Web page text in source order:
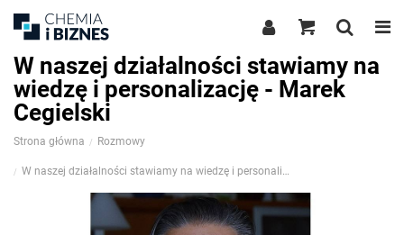
W naszej działalności stawiamy na
wiedzę i personalizację - Marek
Cegielski
Strona główna Rozmowy
W naszej działalności stawiamy na wiedzę i personalizację